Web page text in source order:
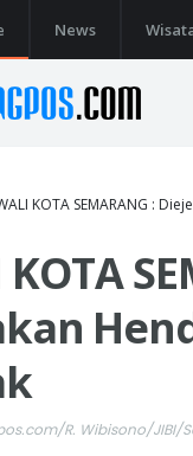
News
KOTA SEMARANG :
R. Wibisono/JIBI/